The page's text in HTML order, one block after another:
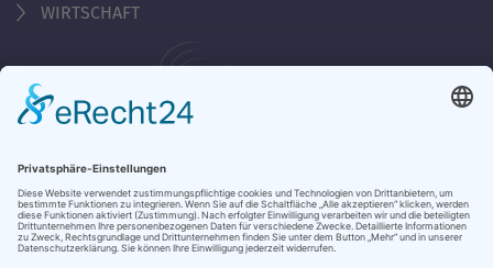
WIRTSCHAFT
Behördennummer 115
KONTAKT
NOTRUFE & HOTLINES
JOBS
STADTANZEIGER
BROSCHÜREN
PRESSE
DATENSCHUTZ